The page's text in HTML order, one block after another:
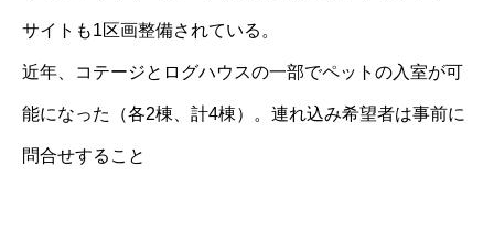
サイトも1区画整備されている。
近年、コテージとログハウスの一部でペットの入室が可
能になった（各2棟、計4棟）。連れ込み希望者は事前に
問合せすること